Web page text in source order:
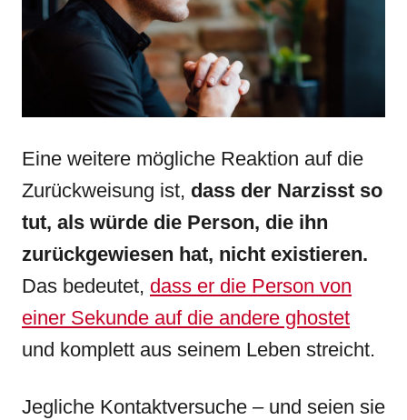
Eine weitere mögliche Reaktion auf die
Zurückweisung ist, dass der Narzisst so
tut, als würde die Person, die ihn
zurückgewiesen hat, nicht existieren.
Das bedeutet, dass er die Person von
einer Sekunde auf die andere ghostet
und komplett aus seinem Leben streicht.
Jegliche Kontaktversuche – und seien sie